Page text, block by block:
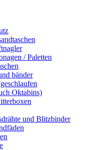
/ Paletten
bänder
Oktabins)
und Blitzbinder